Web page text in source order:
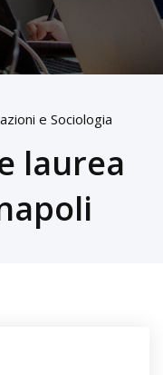
e Sociologia
laurea